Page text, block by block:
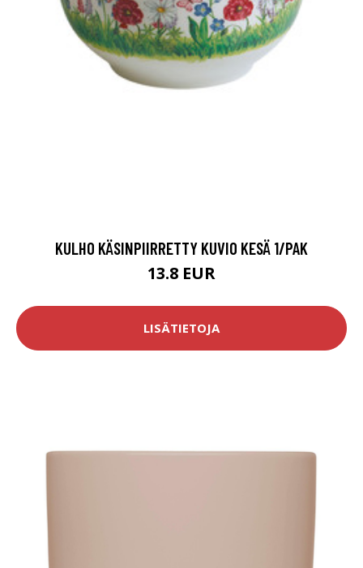
KULHO KÄSINPIIRRETTY KUVIO KESÄ 1/PAK
13.8 EUR
LISÄTIETOJA